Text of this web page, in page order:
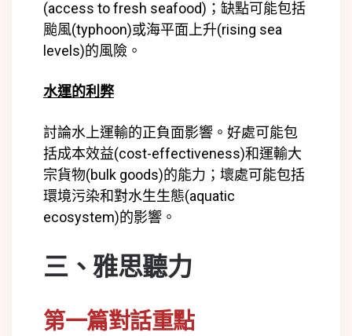
(access to fresh seafood)；缺點可能包括
颱風(typhoon)或海平面上升(rising sea
levels)的風險。
水運的利弊
討論水上運輸的正負面影響。好處可能包
括成本效益(cost-effectiveness)和運輸大
宗貨物(bulk goods)的能力；壞處可能包括
環境污染和對水生生態(aquatic
ecosystem)的影響。
三、雅思聽力
第一篇對話重點